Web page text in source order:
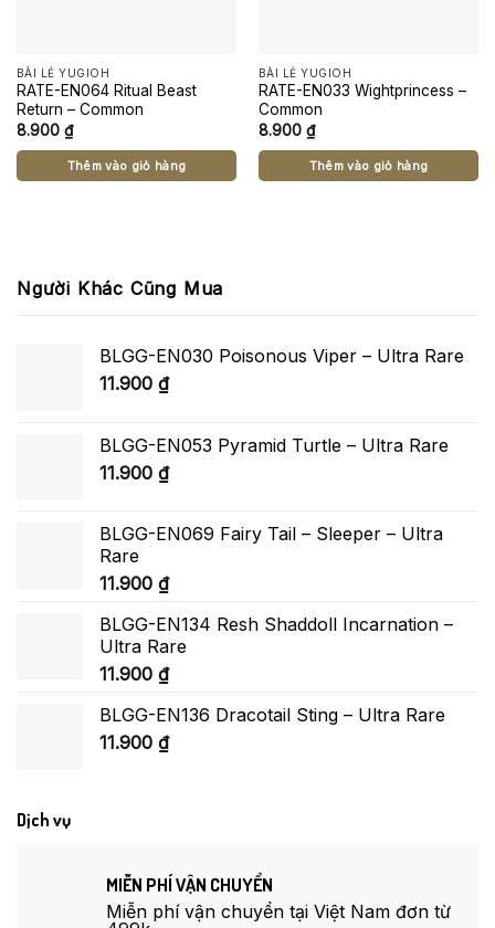
BÀI LẺ YUGIOH
RATE-EN064 Ritual Beast
Return – Common
8.900 ₫
Thêm vào giỏ hàng
BÀI LẺ YUGIOH
RATE-EN033 Wightprincess –
Common
8.900 ₫
Thêm vào giỏ hàng
Người Khác Cũng Mua
BLGG-EN030 Poisonous Viper – Ultra Rare
11.900 ₫
BLGG-EN053 Pyramid Turtle – Ultra Rare
11.900 ₫
BLGG-EN069 Fairy Tail – Sleeper – Ultra
Rare
11.900 ₫
BLGG-EN134 Resh Shaddoll Incarnation –
Ultra Rare
11.900 ₫
BLGG-EN136 Dracotail Sting – Ultra Rare
11.900 ₫
Dịch vụ
MIỄN PHÍ VẬN CHUYỂN
Miễn phí vận chuyển tại Việt Nam đơn từ